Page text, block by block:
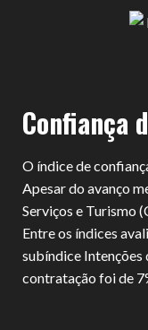
Confiança
O índice de
Apesar do avanço
Serviços e Turismo
Entre os índices
subíndice Intenções
contratação foi de